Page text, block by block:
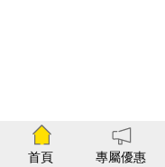
首頁 專屬優惠